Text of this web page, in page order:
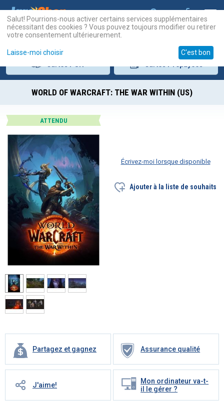
WORLD OF WARCRAFT: THE WAR WITHIN (US)
ATTENDU
Partagez et gagnez Assurance qualité
J'aime!
Mon ordinateur va-t-
il le gérer ?
Écrivez-moi lorsque disponible
Ajouter à la liste de souhaits
Salut! Pourrions-nous activer certains services supplémentaires
nécessitant des cookies ? Vous pouvez toujours modifier ou retirer
votre consentement ultérieurement.
Laisse-moi choisir C'est bon